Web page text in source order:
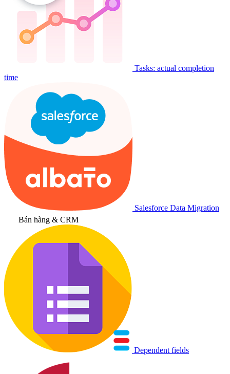
Tasks: actual completion
time
Salesforce Data Migration
Bán hàng & CRM
Dependent fields